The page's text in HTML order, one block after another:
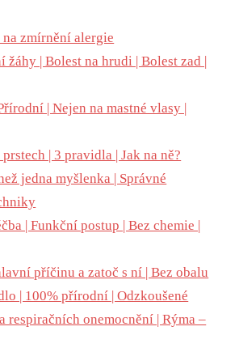
zmírnění alergie
žáhy | Bolest na hrudi | Bolest zad |
| Nejen na mastné vlasy |
| 3 pravidla | Jak na ně?
jedna myšlenka | Správné
| Funkční postup | Bez chemie |
příčinu a zatoč s ní | Bez obalu
| 100% přírodní | Odzkoušené
respiračních onemocnění | Rýma –